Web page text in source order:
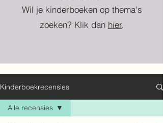
Wil je kinderboeken op thema's
zoeken? Klik dan hier.
Kinderboekrecensies
Alle recensies